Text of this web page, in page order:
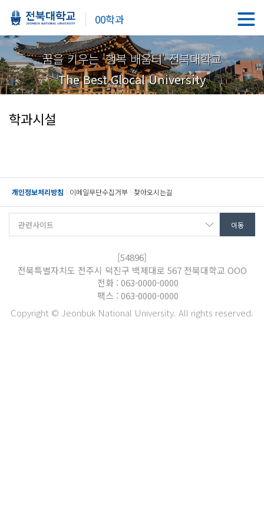
00학과
꿈을 키우는 '행복 배움터' 전북대학교
The Best Glocal University
학과시설
개인정보처리방침 이메일무단수집거부 찾아오시는길
[54896]
전북특별자치도 전주시 덕진구 백제대로 567 전북대학교 OOO
전화 : 063-0000-0000
팩스 : 063-0000-0000
Copyright © Jeonbuk National University. All rights reserved.